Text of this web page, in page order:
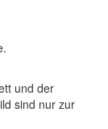
und der
sind nur zur